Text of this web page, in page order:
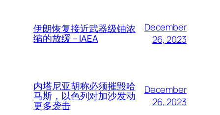
伊朗恢复接近武器级铀浓
缩的放缓 – IAEA
December
26, 2023
内塔尼亚胡称必须摧毁哈
马斯，以色列对加沙发动
更多袭击
December
26, 2023